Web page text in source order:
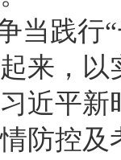
当践行
来，
近平
防控